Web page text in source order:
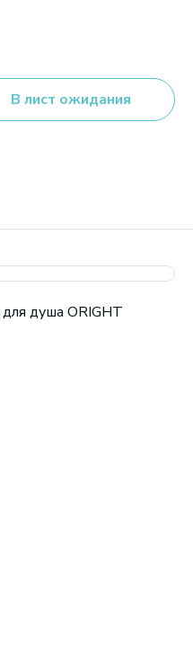
В лист ожидания
душа ORIGHT